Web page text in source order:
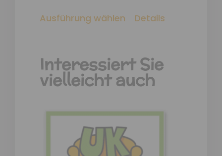
Ausführung wählen Details
Interessiert Sie
vielleicht auch